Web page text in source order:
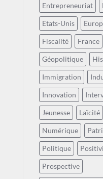
Entrepreneuriat
Etats-Unis
Fiscalité France
Géopolitique
Immigration
Innovation
Jeunesse Laïcité
Numérique
Politique
Prospective